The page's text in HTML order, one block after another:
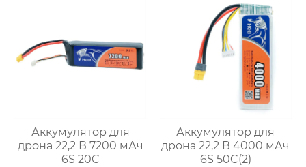
Аккумулятор для
дрона 22,2 В 7200 мАч
6S 20C
Аккумулятор для
дрона 22,2 В 4000 мАч
6S 50C(2)